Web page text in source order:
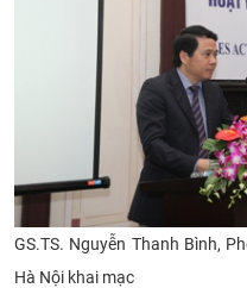
GS.TS. Nguyễn Thanh Bình,
Hà Nội khai mạc